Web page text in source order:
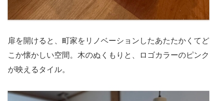
扉を開けると、町家をリノベーションしたあたたかくてど
こか懐かしい空間。木のぬくもりと、ロゴカラーのピンク
が映えるタイル。